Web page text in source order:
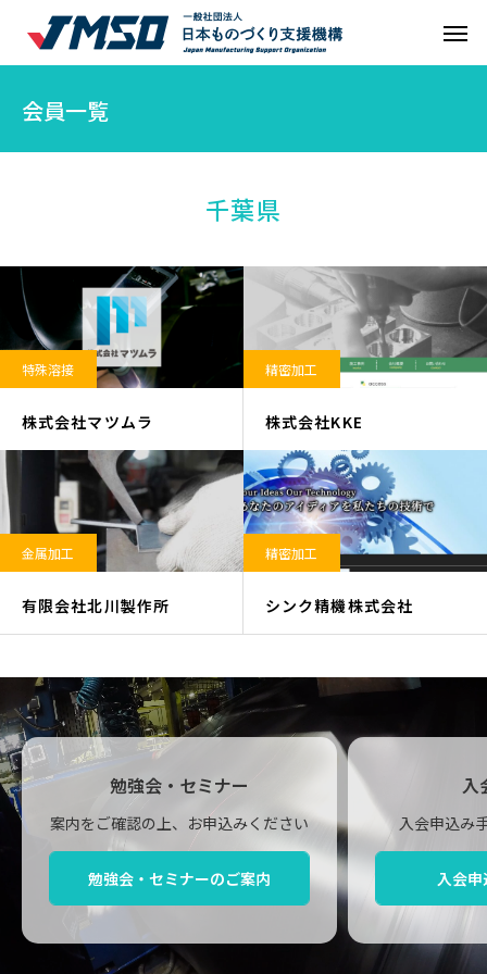
会員一覧
千葉県
特殊溶接
株式会社マツムラ
精密加工
株式会社KKE
金属加工
有限会社北川製作所
精密加工
シンク精機株式会社
勉強会・セミナー
案内をご確認の上、お申込みください
勉強会・セミナーのご案内
入
入会申込み
入会